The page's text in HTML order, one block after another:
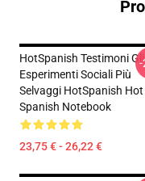
HotSpanish Testimoni Gli
Esperimenti Sociali Più
Selvaggi HotSpanish Hot
Spanish Notebook
23,75 € - 26,22 €
-